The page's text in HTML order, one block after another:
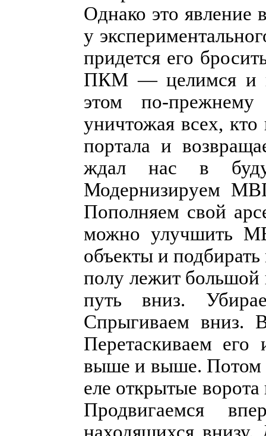
Однако это явление
у
придется его
ПКМ — целимся и
этом по-
уничтожая всех, кто
портала и
ждал нас в
Модернизируем
Пополняем свой
можно улучшить
объекты и
полу лежит большой
путь вниз.
Спрыгиваем вниз.
Перетаскиваем
выше и выше. Потом
еле открытые
Продвигаемся